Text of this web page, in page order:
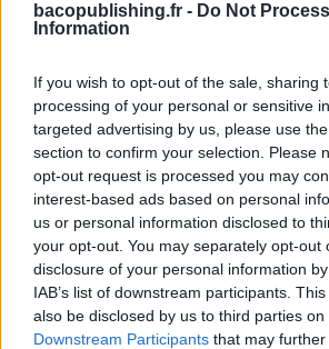
bacopublishing.fr - Do Not
Information
If you wish to opt-out of the sale, sharing
processing of your personal or sensitive
targeted advertising by us, please use
section to confirm your selection. Please
opt-out request is processed you may
interest-based ads based on personal
us or personal information disclosed to
your opt-out. You may separately opt-out
disclosure of your personal information
IAB’s list of downstream participants.
also be disclosed by us to third parties on
Downstream Participants that may